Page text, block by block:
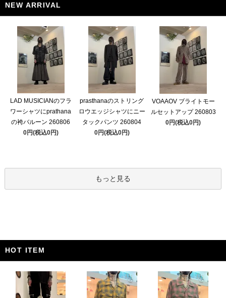
NEW ARRIVAL
LAD MUSICIANのフラ
ワーシャツにprathana
の袴バルーン 260806
0円(税込0円)
prasthanaのストリング
ロウエッジシャツにニー
タックパンツ 260804
0円(税込0円)
VOAAOV ブライトモー
ルセットアップ 260803
0円(税込0円)
もっと見る
HOT ITEM